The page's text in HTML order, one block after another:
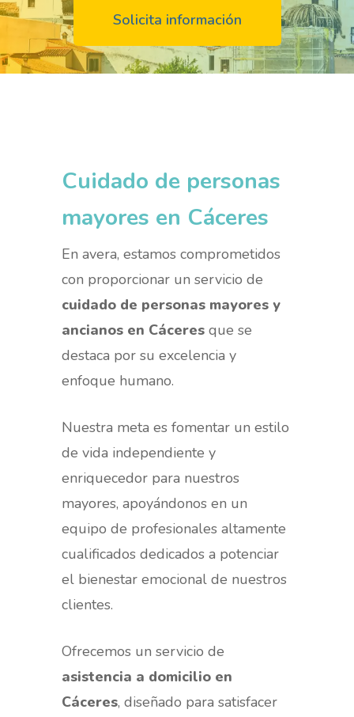
Solicita información
Cuidado de personas
mayores en Cáceres
En avera, estamos comprometidos
con proporcionar un servicio de
cuidado de personas mayores y
ancianos en Cáceresque se
destaca por su excelencia y
enfoque humano.
Nuestra meta es fomentar un estilo
de vida independiente y
enriquecedor para nuestros
mayores, apoyándonos en un
equipo de profesionales altamente
cualificados dedicados a potenciar
el bienestar emocional de nuestros
clientes.
Ofrecemos un servicio de
asistencia a domicilio en
Cáceres, diseñado para satisfacer